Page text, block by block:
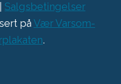
Salgsbetingelser
på Vær Varsom-
.